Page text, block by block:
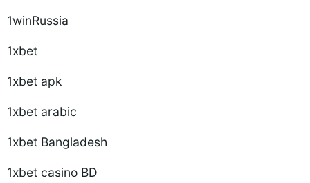
1winRussia
1xbet
1xbet apk
1xbet arabic
1xbet Bangladesh
1xbet casino BD